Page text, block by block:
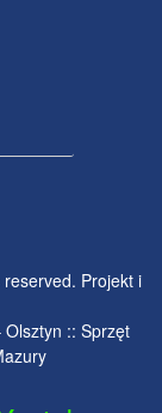
Projekt i
:: Sprzęt